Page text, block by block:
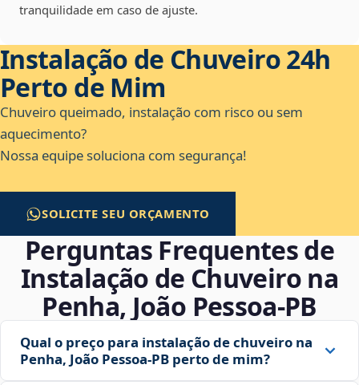
tranquilidade em caso de ajuste.
Instalação de Chuveiro 24h
Perto de Mim
Chuveiro queimado, instalação com risco ou sem
aquecimento?
Nossa equipe soluciona com segurança!
SOLICITE SEU ORÇAMENTO
Perguntas Frequentes de
Instalação de Chuveiro na
Penha, João Pessoa‑PB
Qual o preço para instalação de chuveiro na
Penha, João Pessoa‑PB perto de mim?